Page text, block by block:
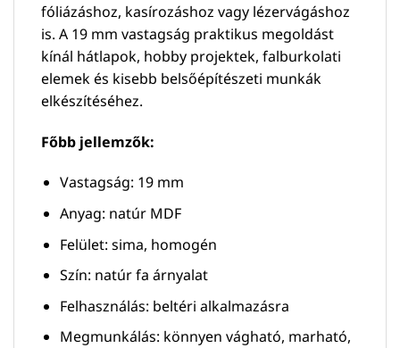
fóliázáshoz, kasírozáshoz vagy lézervágáshoz
is. A 19 mm vastagság praktikus megoldást
kínál hátlapok, hobby projektek, falburkolati
elemek és kisebb belsőépítészeti munkák
elkészítéséhez.
Főbb jellemzők:
Vastagság: 19 mm
Anyag: natúr MDF
Felület: sima, homogén
Szín: natúr fa árnyalat
Felhasználás: beltéri alkalmazásra
Megmunkálás: könnyen vágható, marható,